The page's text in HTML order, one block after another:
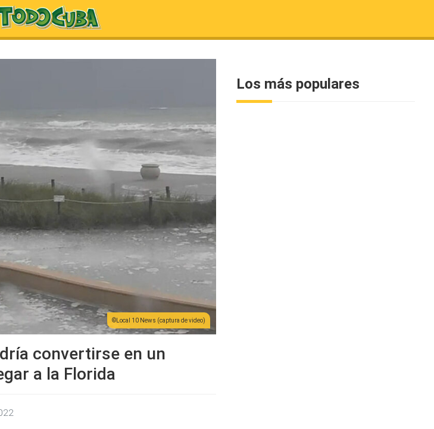
Local 10 News (captura de video)
convertirse en un
a la Florida
Los más populares